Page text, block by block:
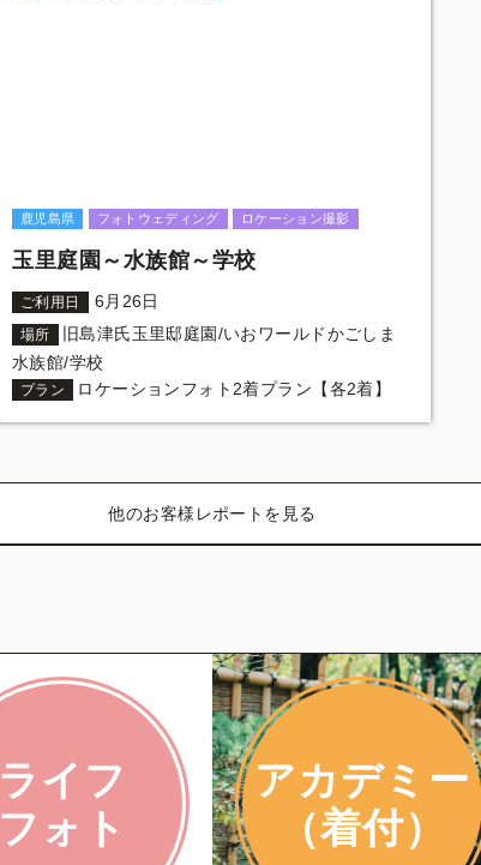
鹿児島県 フォトウェディング ロケーション撮影
玉里庭園～水族館～学校
ご利用日 6月26日
場所
旧島津氏玉里邸庭園/いおワールドかごしま
水族館/学校
プラン ロケーションフォト2着プラン【各2着】
他のお客様レポートを見る
ライフ
フォト
アカデミー
（着付）